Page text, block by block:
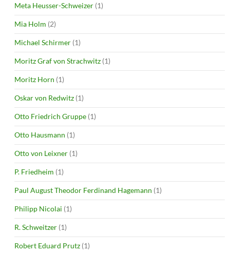
Meta Heusser-Schweizer (1)
Mia Holm (2)
Michael Schirmer (1)
Moritz Graf von Strachwitz (1)
Moritz Horn (1)
Oskar von Redwitz (1)
Otto Friedrich Gruppe (1)
Otto Hausmann (1)
Otto von Leixner (1)
P. Friedheim (1)
Paul August Theodor Ferdinand Hagemann (1)
Philipp Nicolai (1)
R. Schweitzer (1)
Robert Eduard Prutz (1)